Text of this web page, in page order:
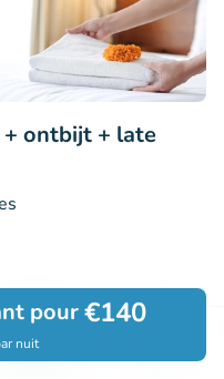
Réservations
pour€140
nuit
ontbijt + late
€138